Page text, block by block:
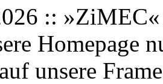
::
Homepage
unsere